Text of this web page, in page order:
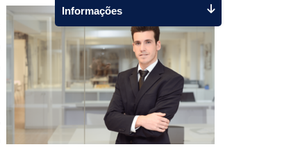
Informações